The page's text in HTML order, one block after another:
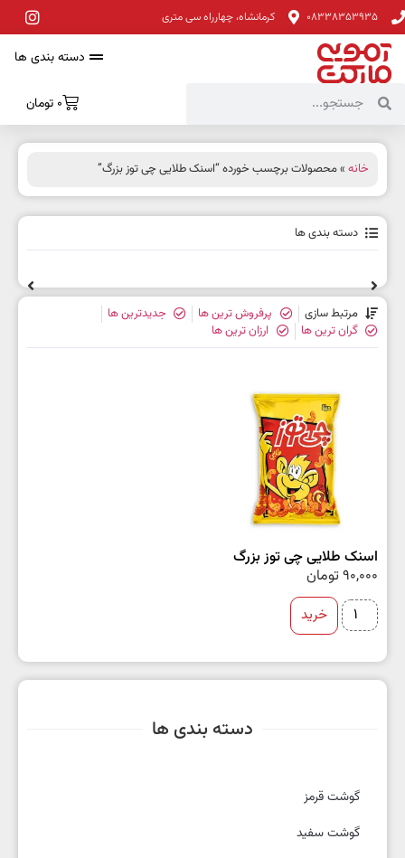
08338353935 کرمانشاه، چهارراه سی متری
دسته بندی ها
0 تومان
دسته بندی ها
گوشت قرمز
گوشت سفید
خانه » محصولات برچسب خورده “اسنک طلایی چی توز بزرگ”
دسته بندی ها
مرتبط سازی پرفروش ترین ها
جدیدترین ها
گران ترین ها
ارزان ترین ها
اسنک طلایی چی توز بزرگ
90,000تومان
خرید